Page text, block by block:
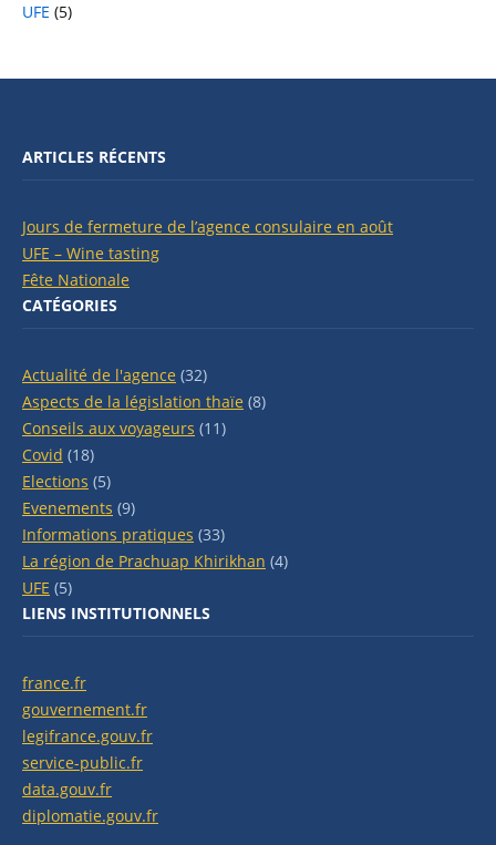
UFE (5)
ARTICLES RÉCENTS
Jours de fermeture de l’agence consulaire en août
UFE – Wine tasting
Fête Nationale
CATÉGORIES
Actualité de l'agence (32)
Aspects de la législation thaïe (8)
Conseils aux voyageurs (11)
Covid (18)
Elections (5)
Evenements (9)
Informations pratiques (33)
La région de Prachuap Khirikhan (4)
UFE (5)
LIENS INSTITUTIONNELS
france.fr
gouvernement.fr
legifrance.gouv.fr
service-public.fr
data.gouv.fr
diplomatie.gouv.fr